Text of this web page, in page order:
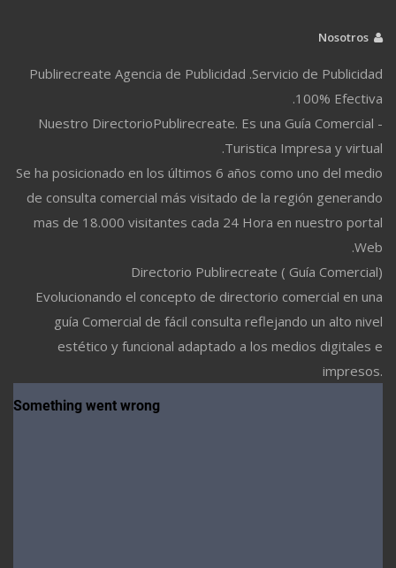
Publirecreate Agencia de Publicidad .Servicio de Publicidad
100% Efectiva.
Nuestro DirectorioPublirecreate. Es una Guía Comercial -
Turistica Impresa y virtual.
Se ha posicionado en los últimos 6 años como uno del medio
de consulta comercial más visitado de la región generando
mas de 18.000 visitantes cada 24 Hora en nuestro portal
Web.
Directorio Publirecreate ( Guía Comercial)
Evolucionando el concepto de directorio comercial en una
guía Comercial de fácil consulta reflejando un alto nivel
estético y funcional adaptado a los medios digitales e
impresos.